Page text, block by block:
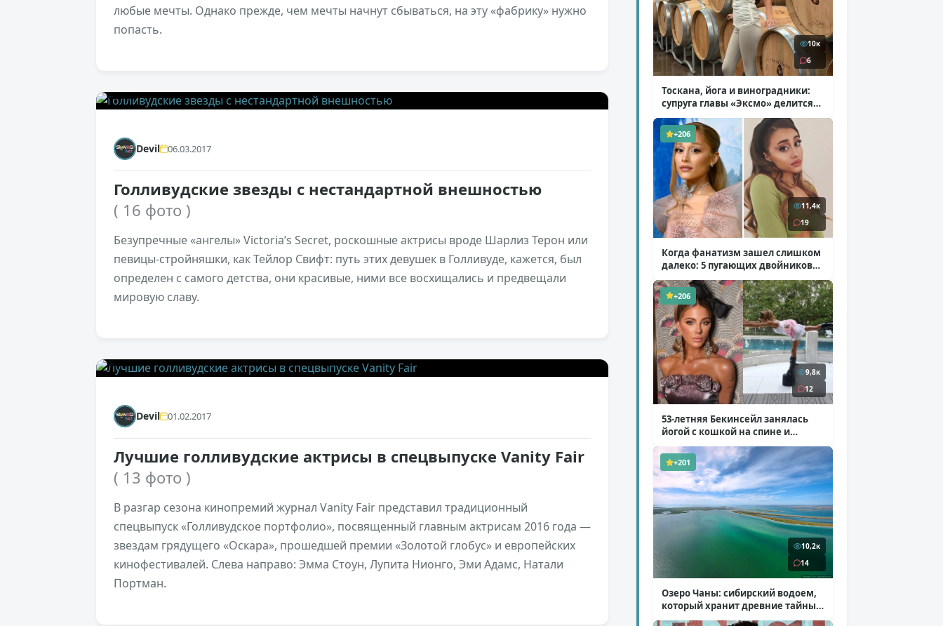
любые мечты. Однако прежде, чем мечты начнут сбываться, на эту «фабрику» нужно
попасть.
Devil 06.03.2017
Голливудские звезды с нестандартной внешностью
( 16 фото )
Безупречные «ангелы» Viсtoria’s Secret, роскошные актрисы вроде Шарлиз Терон или
певицы-стройняшки, как Тейлор Свифт: путь этих девушек в Голливуде, кажется, был
определен с самого детства, они красивые, ними все восхищались и предвещали
мировую славу.
Devil 01.02.2017
Лучшие голливудские актрисы в спецвыпуске Vanity Fair
( 13 фото )
В разгар сезона кинопремий журнал Vanity Fair представил традиционный
спецвыпуск «Голливудское портфолио», посвященный главным актрисам 2016 года —
звездам грядущего «Оскара», прошедшей премии «Золотой глобус» и европейских
кинофестивалей. Слева направо: Эмма Стоун, Лупита Нионго, Эми Адамс, Натали
Портман.
10к
6
Тоскана, йога и виноградники:
супруга главы «Эксмо» делится
кадрами из Италии( 14 фото )
+206
11,4к
19
Когда фанатизм зашел слишком
далеко: 5 пугающих двойников
звезд( 10 фото )
+206
9,8к
12
53-летняя Бекинсейл занялась
йогой с кошкой на спине и
ботинках на платформе( 7 фото )
+201
10,2к
14
Озеро Чаны: сибирский водоем,
который хранит древние тайны
( 12 фото )